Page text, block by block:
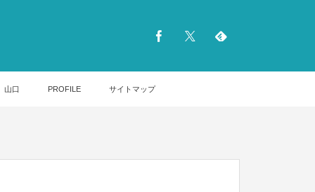
山口 PROFILE サイトマップ